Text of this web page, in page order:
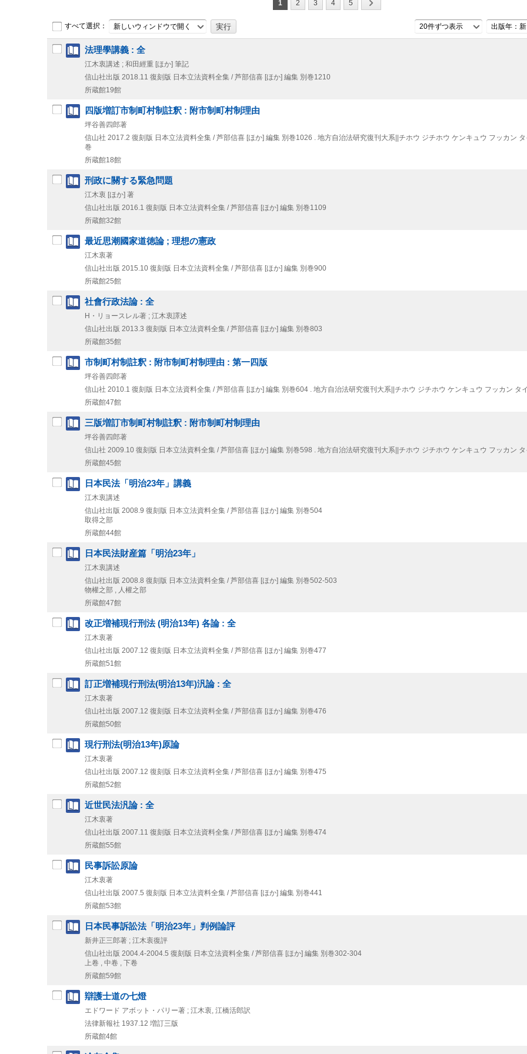
1 2 3 4 5
すべて選択： 新しいウィンドウで開く 20件ずつ表示 出版年：
法理學講義 : 全
江木衷講述 ; 和田經重 [ほか] 筆記
信山社出版 2018.11 復刻版 日本立法資料全集 / 芦部信喜 [ほか] 編集 別巻1210
所蔵館19館
四版増訂市制町村制註釈 : 附市制町村制理由
坪谷善四郎著
信山社 2017.2 復刻版 日本立法資料全集 / 芦部信喜 [ほか] 編集 別巻1026 . 地方自治法研究復刊大系||チホウ ジチホウ ケンキュウ フッカン
巻
所蔵館18館
刑政に關する緊急問題
江木衷 [ほか] 著
信山社出版 2016.1 復刻版 日本立法資料全集 / 芦部信喜 [ほか] 編集 別巻1109
所蔵館32館
最近思潮國家道徳論 ; 理想の憲政
江木衷著
信山社出版 2015.10 復刻版 日本立法資料全集 / 芦部信喜 [ほか] 編集 別巻900
所蔵館25館
社會行政法論 : 全
H・リョースレル著 ; 江木衷譯述
信山社出版 2013.3 復刻版 日本立法資料全集 / 芦部信喜 [ほか] 編集 別巻803
所蔵館35館
市制町村制註釈 : 附市制町村制理由 : 第一四版
坪谷善四郎著
信山社 2010.1 復刻版 日本立法資料全集 / 芦部信喜 [ほか] 編集 別巻604 . 地方自治法研究復刊大系||チホウ ジチホウ ケンキュウ フッカン タ
所蔵館47館
三版増訂市制町村制註釈 : 附市制町村制理由
坪谷善四郎著
信山社 2009.10 復刻版 日本立法資料全集 / 芦部信喜 [ほか] 編集 別巻598 . 地方自治法研究復刊大系||チホウ ジチホウ ケンキュウ フッカン
所蔵館45館
日本民法「明治23年」講義
江木衷講述
信山社出版 2008.9 復刻版 日本立法資料全集 / 芦部信喜 [ほか] 編集 別巻504
取得之部
所蔵館44館
日本民法財産篇「明治23年」
江木衷講述
信山社出版 2008.8 復刻版 日本立法資料全集 / 芦部信喜 [ほか] 編集 別巻502-503
物權之部 , 人權之部
所蔵館47館
改正増補現行刑法 (明治13年) 各論 : 全
江木衷著
信山社出版 2007.12 復刻版 日本立法資料全集 / 芦部信喜 [ほか] 編集 別巻477
所蔵館51館
訂正増補現行刑法(明治13年)汎論 : 全
江木衷著
信山社出版 2007.12 復刻版 日本立法資料全集 / 芦部信喜 [ほか] 編集 別巻476
所蔵館50館
現行刑法(明治13年)原論
江木衷著
信山社出版 2007.12 復刻版 日本立法資料全集 / 芦部信喜 [ほか] 編集 別巻475
所蔵館52館
近世民法汎論 : 全
江木衷著
信山社出版 2007.11 復刻版 日本立法資料全集 / 芦部信喜 [ほか] 編集 別巻474
所蔵館55館
民事訴訟原論
江木衷著
信山社出版 2007.5 復刻版 日本立法資料全集 / 芦部信喜 [ほか] 編集 別巻441
所蔵館53館
日本民事訴訟法「明治23年」判例論評
新井正三郎著 ; 江木衷復評
信山社出版 2004.4-2004.5 復刻版 日本立法資料全集 / 芦部信喜 [ほか] 編集 別巻302-304
上卷 , 中卷 , 下卷
所蔵館59館
辯護士道の七燈
エドワード アボット・パリー著 ; 江木衷, 江橋活郎訳
法律新報社 1937.12 増訂三版
所蔵館4館